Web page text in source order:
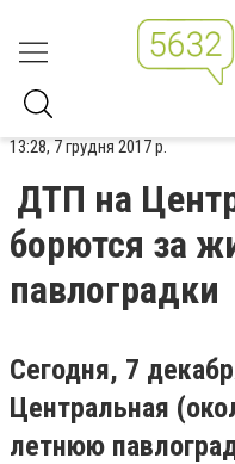
13:28, 7 грудня 2017 р.
ДТП на
борются за
павлоградки
Сегодня, 7
Центральная
летнюю